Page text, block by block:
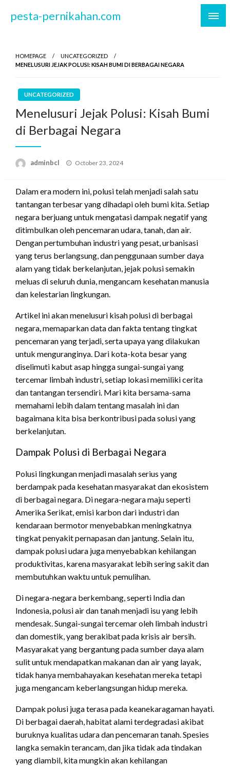
pesta-pernikahan.com
HOMEPAGE
UNCATEGORIZED
MENELUSURI JEJAK POLUSI: KISAH BUMI DI BERBAGAI NEGARA
UNCATEGORIZED
Menelusuri Jejak Polusi: Kisah Bumi
di Berbagai Negara
adminbcl
Posted
October 23, 2024
Dalam era modern ini, polusi telah menjadi salah satu
tantangan terbesar yang dihadapi oleh bumi kita. Setiap
negara berjuang untuk mengatasi dampak negatif yang
ditimbulkan oleh pencemaran udara, tanah, dan air.
Dengan pertumbuhan industri yang pesat, urbanisasi
yang terus berlangsung, dan penggunaan sumber daya
alam yang tidak berkelanjutan, jejak polusi semakin
meluas di seluruh dunia, mengancam kesehatan manusia
dan kelestarian lingkungan.
Artikel ini akan menelusuri kisah polusi di berbagai
negara, memaparkan data dan fakta tentang tingkat
pencemaran yang terjadi, serta upaya yang dilakukan
untuk menguranginya. Dari kota-kota besar yang
diselimuti kabut asap hingga sungai-sungai yang
tercemar limbah industri, setiap lokasi memiliki cerita
dan tantangan tersendiri. Mari kita bersama-sama
memahami lebih dalam tentang masalah ini dan
bagaimana kita bisa berkontribusi pada solusi yang
berkelanjutan.
Dampak Polusi di Berbagai Negara
Polusi lingkungan menjadi masalah serius yang
berdampak pada kesehatan masyarakat dan ekosistem
di berbagai negara. Di negara-negara maju seperti
Amerika Serikat, emisi karbon dari industri dan
kendaraan bermotor menyebabkan meningkatnya
tingkat penyakit pernapasan dan jantung. Selain itu,
dampak polusi udara juga menyebabkan kehilangan
produktivitas, karena masyarakat lebih sering sakit dan
membutuhkan waktu untuk pemulihan.
Di negara-negara berkembang, seperti India dan
Indonesia, polusi air dan tanah menjadi isu yang lebih
mendesak. Sungai-sungai tercemar oleh limbah industri
dan domestik, yang berakibat pada krisis air bersih.
Masyarakat yang bergantung pada sumber daya alam
sulit untuk mendapatkan makanan dan air yang layak,
tidak hanya membahayakan kesehatan mereka tetapi
juga mengancam keberlangsungan hidup mereka.
Dampak polusi juga terasa pada keanekaragaman hayati.
Di berbagai daerah, habitat alami terdegradasi akibat
buruknya kualitas udara dan pencemaran tanah. Spesies
langka semakin terancam, dan jika tidak ada tindakan
yang diambil, kita mungkin akan kehilangan